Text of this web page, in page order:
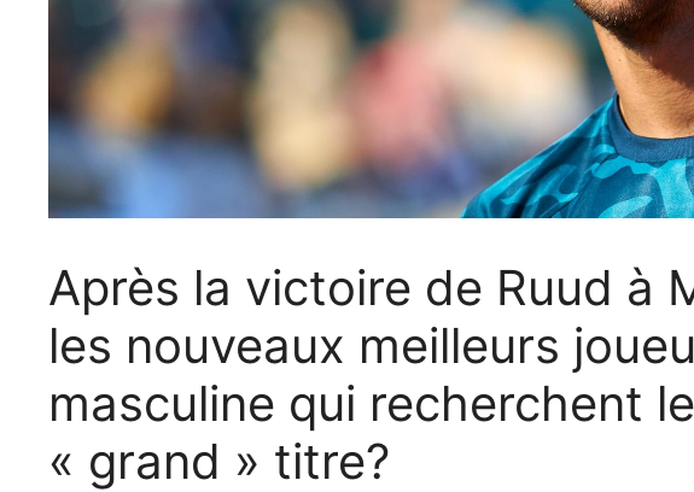
Après la victoire de Ruud à
les nouveaux meilleurs
masculine qui recherchent
« grand » titre?